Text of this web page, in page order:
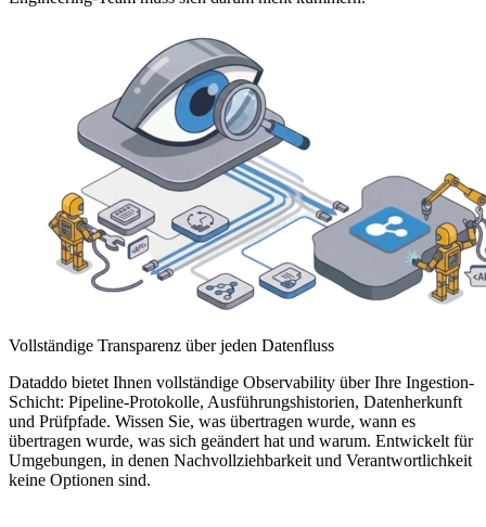
Vollständige Transparenz über jeden Datenfluss
Dataddo bietet Ihnen vollständige Observability über Ihre Ingestion-
Schicht: Pipeline-Protokolle, Ausführungshistorien, Datenherkunft
und Prüfpfade. Wissen Sie, was übertragen wurde, wann es
übertragen wurde, was sich geändert hat und warum. Entwickelt für
Umgebungen, in denen Nachvollziehbarkeit und Verantwortlichkeit
keine Optionen sind.